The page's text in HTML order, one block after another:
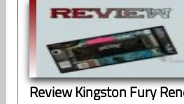
Review Kingston Fury